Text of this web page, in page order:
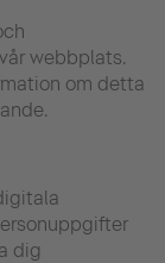
webbplats.
om detta
dig